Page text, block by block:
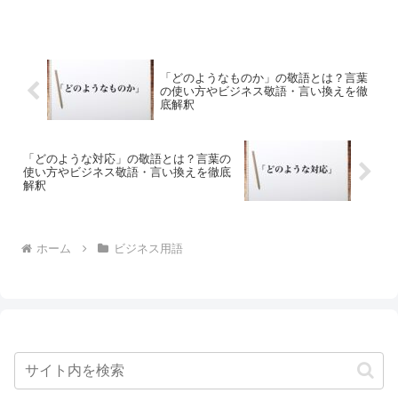
「どのようなものか」の敬語とは？言葉
の使い方やビジネス敬語・言い換えを徹
底解釈
「どのような対応」の敬語とは？言葉の
使い方やビジネス敬語・言い換えを徹底
解釈
ホーム ビジネス用語